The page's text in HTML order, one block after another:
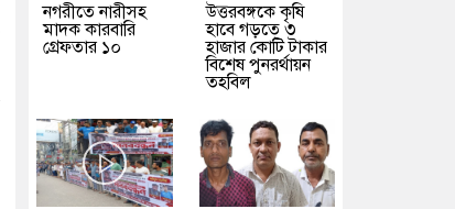
নগরীতে নারীসহ
মাদক কারবারি
গ্রেফতার ১০
উত্তরবঙ্গকে কৃষি
হাবে গড়তে ৩
হাজার কোটি টাকার
বিশেষ পুনরর্থায়ন
তহবিল